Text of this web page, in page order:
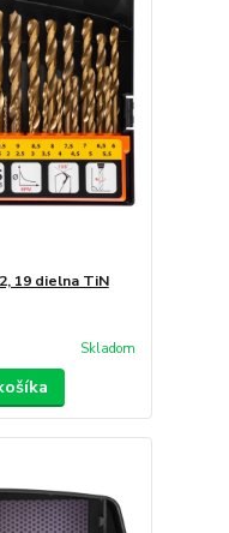
19 dielna TiN
Skladom